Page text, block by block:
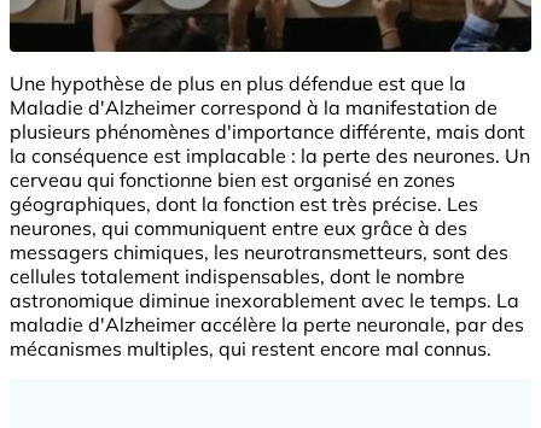
Une hypothèse de plus en plus défendue est que la
Maladie d'Alzheimer correspond à la manifestation de
plusieurs phénomènes d'importance différente, mais dont
la conséquence est implacable : la perte des neurones. Un
cerveau qui fonctionne bien est organisé en zones
géographiques, dont la fonction est très précise. Les
neurones, qui communiquent entre eux grâce à des
messagers chimiques, les neurotransmetteurs, sont des
cellules totalement indispensables, dont le nombre
astronomique diminue inexorablement avec le temps. La
maladie d'Alzheimer accélère la perte neuronale, par des
mécanismes multiples, qui restent encore mal connus.